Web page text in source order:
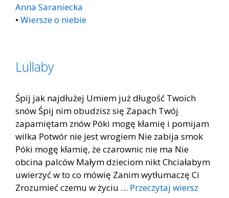
Anna Saraniecka
• Wiersze o niebie
Lullaby
Śpij jak najdłużej Umiem już długość Twoich
snów Śpij nim obudzisz się Zapach Twój
zapamiętam znów Póki mogę kłamię i pomijam
wilka Potwór nie jest wrogiem Nie zabija smok
Póki mogę kłamię, że czarownic nie ma Nie
obcina palców Małym dzieciom nikt Chciałabym
uwierzyć w to co mówię Zanim wytłumaczę Ci
Zrozumieć czemu w życiu … Przeczytaj wiersz